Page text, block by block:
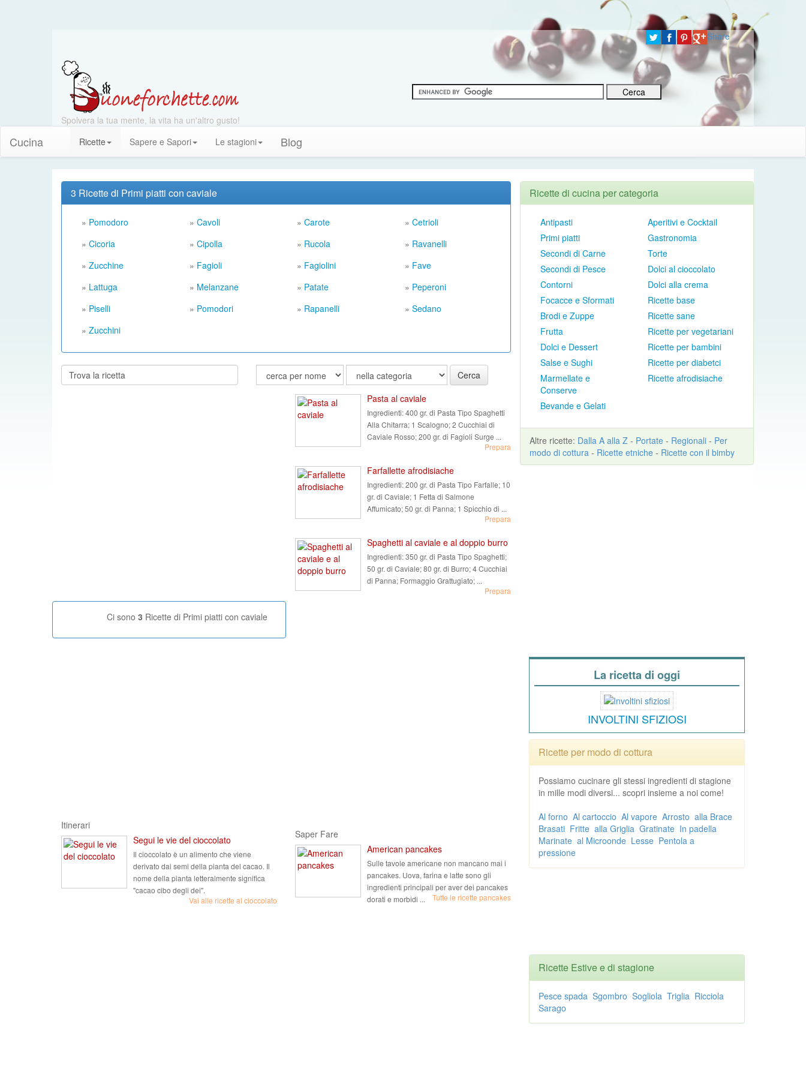
Share
Spolvera la tua mente, la vita ha un'altro gusto!
Cucina Ricette Sapere e Sapori Le stagioni Blog
3 Ricette di Primi piatti con caviale
» Pomodoro » Cavoli » Carote » Cetrioli
» Cicoria » Cipolla » Rucola » Ravanelli
» Zucchine » Fagioli » Fagiolini » Fave
» Lattuga » Melanzane » Patate » Peperoni
» Piselli » Pomodori » Rapanelli » Sedano
» Zucchini
Cerca
Cerca
Pasta al caviale
Ingredienti:400 gr. di Pasta Tipo Spaghetti
Alla Chitarra; 1 Scalogno; 2 Cucchiai di
Caviale Rosso; 200 gr. di Fagioli Surge ...
Prepara
Farfallette afrodisiache
Ingredienti:200 gr. di Pasta Tipo Farfalle; 10
gr. di Caviale; 1 Fetta di Salmone
Affumicato; 50 gr. di Panna; 1 Spicchio di ...
Prepara
Spaghetti al caviale e al doppio burro
Ingredienti:350 gr. di Pasta Tipo Spaghetti;
50 gr. di Caviale; 80 gr. di Burro; 4 Cucchiai
di Panna; Formaggio Grattugiato; ...
Prepara
Ci sono 3 Ricette di Primi piatti con caviale
Itinerari
Segui le vie del cioccolato
Il cioccolato è un alimento che viene
derivato dai semi della pianta del cacao. Il
nome della pianta letteralmente significa
"cacao cibo degli dei".
Vai alle ricette al cioccolato
Saper Fare
American pancakes
Sulle tavole americane non mancano mai i
pancakes. Uova, farina e latte sono gli
ingredienti principali per aver dei pancakes
dorati e morbidi ...
Tutte le ricette pancakes
Ricette di cucina per categoria
Antipasti
Primi piatti
Secondi di Carne
Secondi di Pesce
Contorni
Focacce e Sformati
Brodi e Zuppe
Frutta
Dolci e Dessert
Salse e Sughi
Marmellate e
Conserve
Bevande e Gelati
Aperitivi e Cocktail
Gastronomia
Torte
Dolci al cioccolato
Dolci alla crema
Ricette base
Ricette sane
Ricette per vegetariani
Ricette per bambini
Ricette per diabetci
Ricette afrodisiache
Altre ricette: Dalla A alla Z - Portate - Regionali - Per
modo di cottura - Ricette etniche - Ricette con il bimby
La ricetta di oggi
INVOLTINI SFIZIOSI
Ricette per modo di cottura
Possiamo cucinare gli stessi ingredienti di stagione
in mille modi diversi... scopri insieme a noi come!
Al forno Al cartoccio Al vapore Arrosto alla Brace
Brasati Fritte alla Griglia Gratinate In padella
Marinate al Microonde Lesse Pentola a
pressione
Ricette Estive e di stagione
Pesce spada Sgombro Sogliola Triglia Ricciola
Sarago